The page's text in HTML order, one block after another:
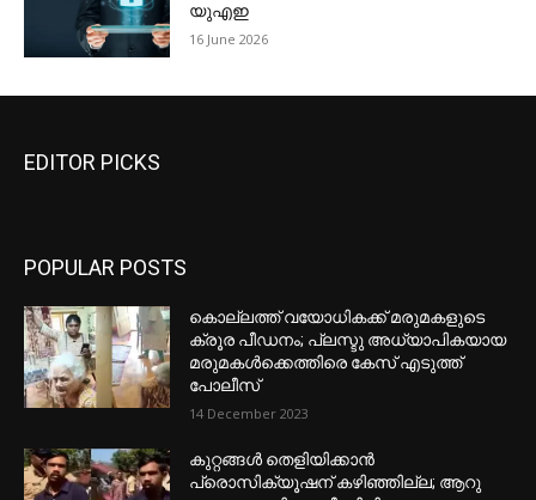
യുഎഇ
16 June 2026
EDITOR PICKS
POPULAR POSTS
കൊല്ലത്ത് വയോധികക്ക് മരുമകളുടെ
ക്രൂര പീഡനം; പ്ലസ്ടു അധ്യാപികയായ
മരുമകൾക്കെത്തിരെ കേസ് എടുത്ത്
പോലീസ്
14 December 2023
കുറ്റങ്ങൾ തെളിയിക്കാൻ
പ്രൊസിക്യൂഷന് കഴിഞ്ഞില്ല; ആറു